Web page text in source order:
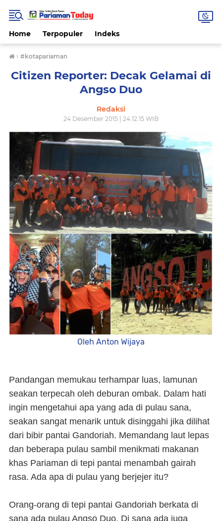
Home Terpopuler Indeks
› #kotapariaman
Citizen Reporter: Decak Gelamai di
Angso Duo
Redaksi
24 Desember 2015 | 24.12.15 WIB
Oleh Anton Wijaya
Pandangan memukau terhampar luas, lamunan
seakan terpecah oleh deburan ombak. Dalam hati
ingin mengetahui apa yang ada di pulau sana,
seakan sangat menarik untuk disinggahi jika dilihat
dari bibir pantai Gandoriah. Memandang laut lepas
dan beberapa pulau sambil menikmati makanan
khas Pariaman di tepi pantai menambah gairah
rasa. Ada apa di pulau yang berjejer itu?
Orang-orang di tepi pantai Gandoriah berkata di
sana ada pulau Angso Duo. Di sana ada juga